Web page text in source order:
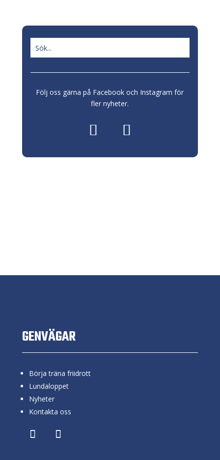
Följ oss gärna på Facebook och Instagram för
fler nyheter.
GENVÄGAR
Börja träna friidrott
Lundaloppet
Nyheter
Kontakta oss